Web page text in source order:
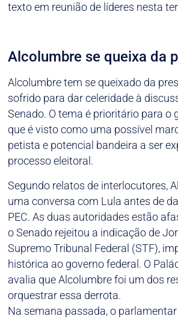
texto em reunião de líderes nesta
Alcolumbre se queixa da
Alcolumbre tem se queixado da
sofrido para dar celeridade à
Senado. O tema é prioritário para o
que é visto como uma possível
petista e potencial bandeira a ser
processo eleitoral.
Segundo relatos de interlocutores,
uma conversa com Lula antes de
PEC. As duas autoridades estão
o Senado rejeitou a indicação de
Supremo Tribunal Federal (STF),
histórica ao governo federal. O
avalia que Alcolumbre foi um dos
orquestrar essa derrota.
Na semana passada, o